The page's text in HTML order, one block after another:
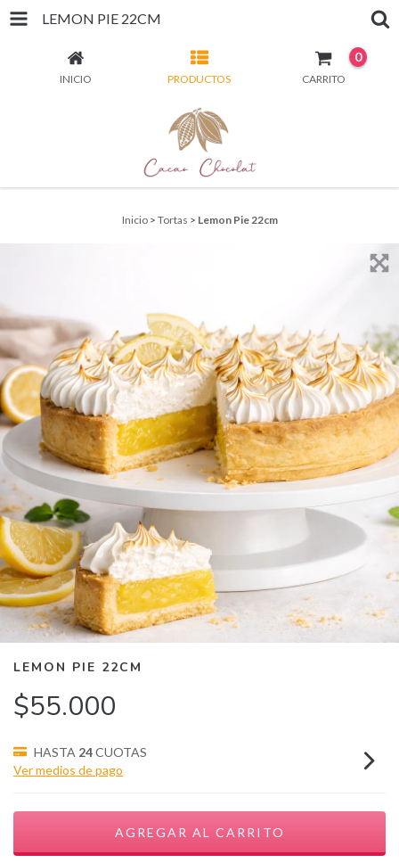
LEMON PIE 22CM
INICIO PRODUCTOS CARRITO
0
Inicio > Tortas > Lemon Pie 22cm
LEMON PIE 22CM
$55.000
HASTA 24CUOTAS
Ver medios de pago